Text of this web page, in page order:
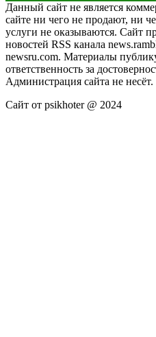
Данный сайт не является
сайте ни чего не продают, ни
услуги не оказываются. Сайт
новостей RSS канала
newsru.com. Материалы
ответственность за
Администрация сайта не несёт.
Сайт от psikhoter @ 2024